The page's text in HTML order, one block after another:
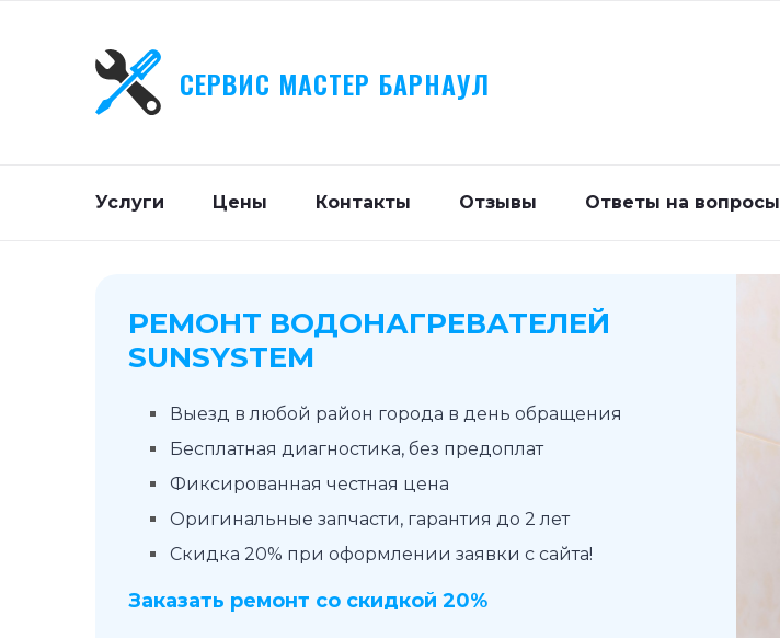
СЕРВИС МАСТЕР БАРНАУЛ
Услуги Цены Контакты Отзывы Ответы на вопросы
РЕМОНТ ВОДОНАГРЕВАТЕЛЕЙ
SUNSYSTEM
Выезд в любой район города в день обращения
Бесплатная диагностика, без предоплат
Фиксированная честная цена
Оригинальные запчасти, гарантия до 2 лет
Скидка 20% при оформлении заявки с сайта!
Заказать ремонт со скидкой 20%